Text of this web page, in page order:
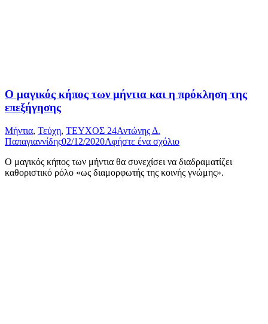
Ο μαγικός κήπος των μήντια και η πρόκληση της
επεξήγησης
Μήντια, Τεύχη, ΤΕΥΧΟΣ 24Αντώνης Δ.
Παπαγιαννίδης02/12/2020Αφήστε ένα σχόλιο
Ο μαγικός κήπος των μήντια θα συνεχίσει να διαδραματίζει
καθοριστικό ρόλο «ως διαμορφωτής της κοινής γνώμης».